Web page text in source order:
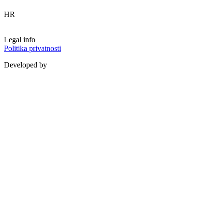
HR
Legal info
Politika privatnosti
Developed by